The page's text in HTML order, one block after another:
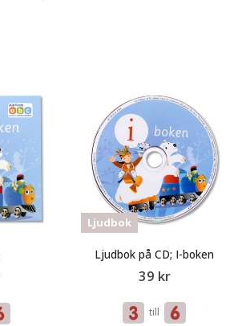
Ljudbok
Ljudbok på CD; I-boken
39 kr
till